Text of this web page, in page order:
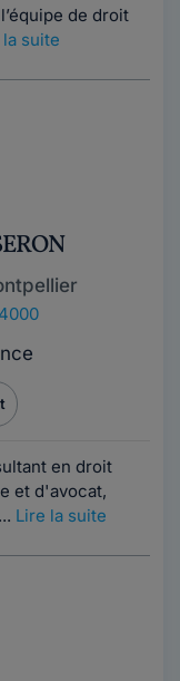
de droit
suite
en droit
et d'avocat,
Lire la suite